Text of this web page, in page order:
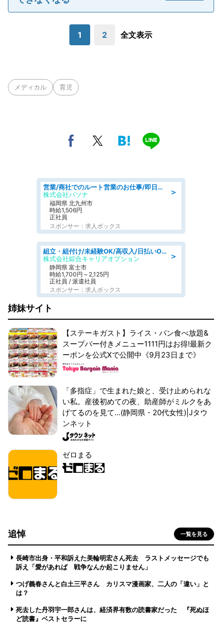
1 2 全文表示
メディカル 育児
＞
営業/商社でのルート営業のお仕事/即日勤務可/車通勤可/営業
株式会社パソナ
福岡県 北九州市
時給1,506円
正社員
スポンサー：求人ボックス
＞
組立・組付け/未経験OK/高収入/日払いOK/寮費無料/交替制
株式会社綜合キャリアオプション
静岡県 富士市
時給1,700円～2,125円
正社員 / 派遣社員
スポンサー：求人ボックス
姉妹サイト
【ステーキガスト】ライス・パン食べ放題&
スープバー付きメニュー1111円はお得!最新ク
ーポンを公式Xで公開中《9月23日まで》
「多指症」で生まれた娘と、受け止められな
い私。産後初めての夜、助産師がミルクをあ
げてるのを見て...(静岡県・20代女性)|Jタウ
ンネット
ゼロまる
追悼 一覧を見る
長崎市出身・平和訴えた美輪明宏さん死去 ラストメッセージでも
訴え「愛があれば 戦争なんか起こりません」
つげ義春さんと白土三平さん カリスマ漫画家、二人の「違い」と
は？
死去した丹羽宇一郎さんは、経済界有数の読書家だった 『死ぬほ
ど読書』ベストセラーに